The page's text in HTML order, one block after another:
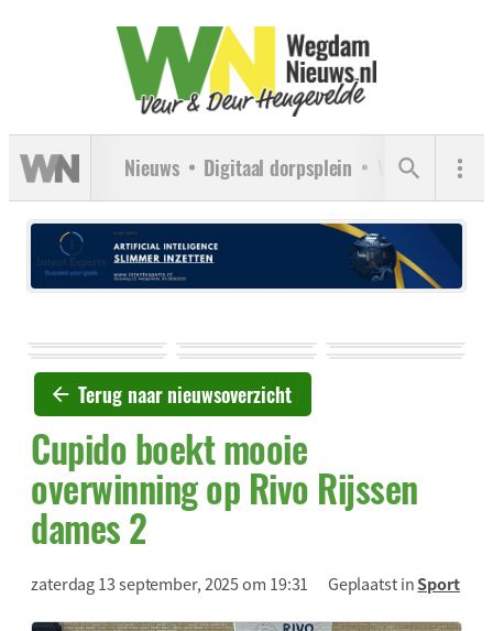
Nieuws Digitaal dorpsplein Verenigingen
Terug naar nieuwsoverzicht
Cupido boekt mooie
overwinning op Rivo Rijssen
dames 2
zaterdag 13 september, 2025 om 19:31 Geplaatst inSport